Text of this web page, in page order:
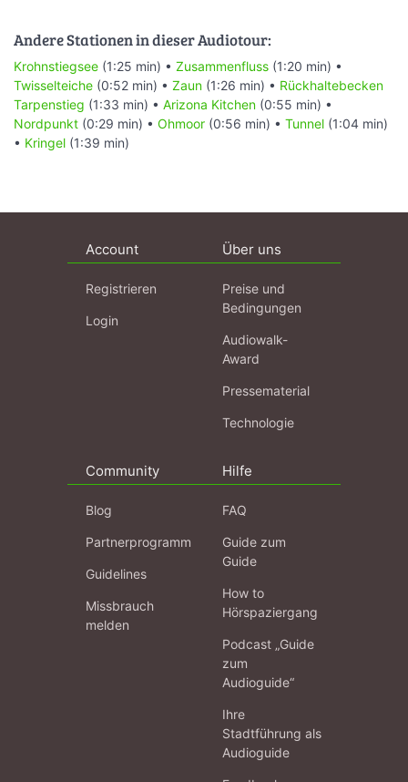
Andere Stationen in dieser Audiotour:
Krohnstiegsee (1:25 min) • Zusammenfluss (1:20 min) •
Twisselteiche (0:52 min) • Zaun (1:26 min) • Rückhaltebecken
Tarpenstieg (1:33 min) • Arizona Kitchen (0:55 min) •
Nordpunkt (0:29 min) • Ohmoor (0:56 min) • Tunnel (1:04 min)
• Kringel (1:39 min)
Account
Registrieren
Login
Über uns
Preise und
Bedingungen
Audiowalk-
Award
Pressematerial
Technologie
Community
Blog
Partnerprogramm
Guidelines
Missbrauch
melden
Hilfe
FAQ
Guide zum
Guide
How to
Hörspaziergang
Podcast „Guide
zum
Audioguide“
Ihre
Stadtführung als
Audioguide